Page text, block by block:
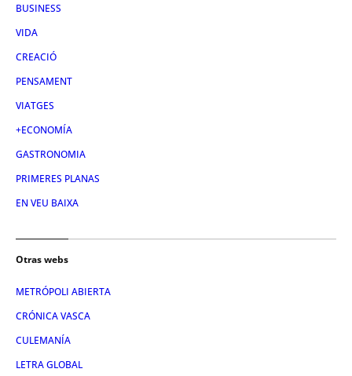
BUSINESS
VIDA
CREACIÓ
PENSAMENT
VIATGES
+ECONOMÍA
GASTRONOMIA
PRIMERES PLANAS
EN VEU BAIXA
Otras webs
METRÓPOLI ABIERTA
CRÓNICA VASCA
CULEMANÍA
LETRA GLOBAL